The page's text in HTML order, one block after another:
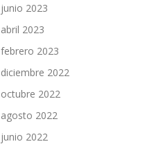
junio 2023
abril 2023
febrero 2023
diciembre 2022
octubre 2022
agosto 2022
junio 2022